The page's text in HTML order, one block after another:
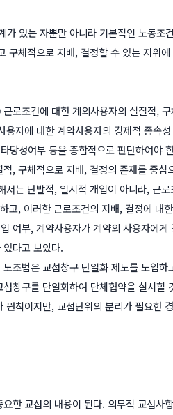
있는 자뿐만 아니라 기본적인 노동조
구체적으로 지배, 결정할 수 있는 지위
로조건에 대한 계외사용자의 실질적,
자에 대한 계약사용자의 경제적 종속
성여부 등을 종합적으로 판단하여야
, 구체적으로 지배, 결정의 존재를 중
는 단발적, 일시적 개입이 아니라, 근
고, 이러한 근로조건의 지배, 결정에 대
여부, 계약사용자가 계약외 사용자에
다고 보았다.
조법은 교섭창구 단일화 제도를 도입
창구를 단일화하여 단체협약을 실시할
칙이지만, 교섭단위의 분리가 필요한
한 교섭의 내용이 된다. 의무적 교섭사